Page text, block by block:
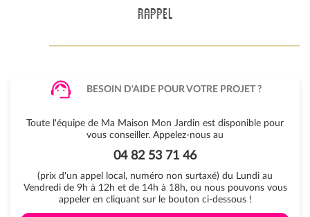
RAPPEL
BESOIN D'AIDE POUR VOTRE PROJET ?
Toute l'équipe de Ma Maison Mon Jardin est disponible pour
vous conseiller. Appelez-nous au
04 82 53 71 46
(prix d'un appel local, numéro non surtaxé) du Lundi au
Vendredi de 9h à 12h et de 14h à 18h, ou nous pouvons vous
appeler en cliquant sur le bouton ci-dessous !